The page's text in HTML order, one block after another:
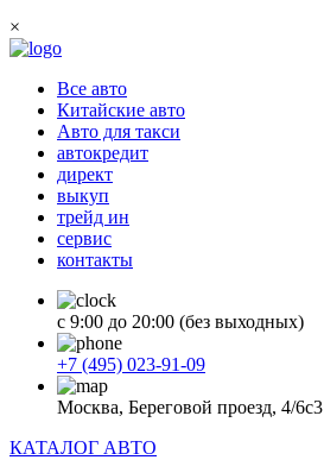
×
Все авто
Китайские авто
Авто для такси
автокредит
директ
выкуп
трейд ин
сервис
контакты
с 9:00 до 20:00 (без выходных)
+7 (495) 023-91-09
Москва, Береговой проезд, 4/6с3
КАТАЛОГ АВТО